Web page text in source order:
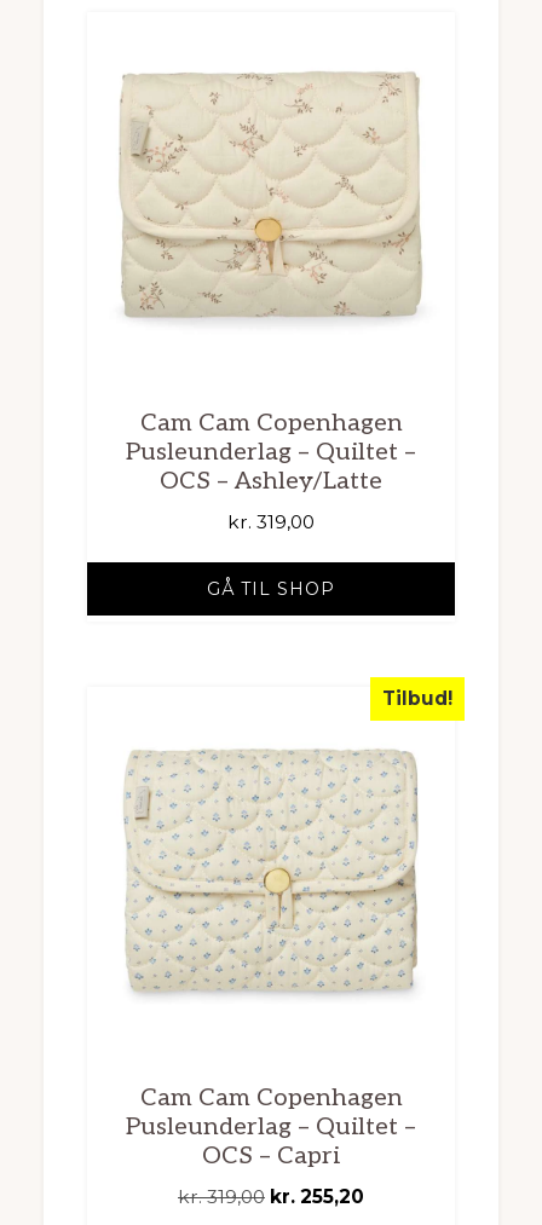
Cam Cam Copenhagen
Pusleunderlag – Quiltet –
OCS – Ashley/Latte
kr. 319,00
GÅ TIL SHOP
Tilbud!
Cam Cam Copenhagen
Pusleunderlag – Quiltet –
OCS – Capri
kr.319,00 Den
kr. 255,20